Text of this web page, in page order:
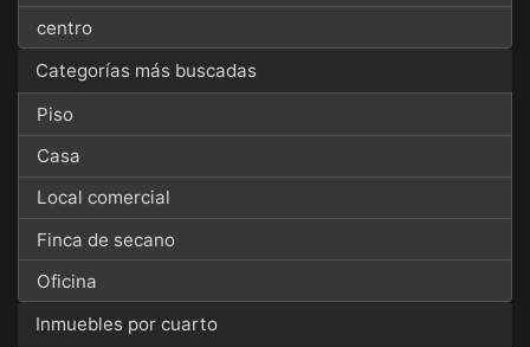
centro
Categorías más buscadas
Piso
Casa
Local comercial
Finca de secano
Oficina
Inmuebles por cuarto